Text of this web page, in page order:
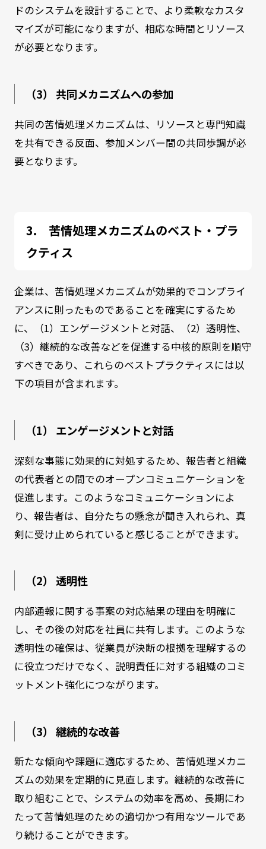
ドのシステムを設計することで、より柔軟なカスタ
マイズが可能になりますが、相応な時間とリソース
が必要となります。
（3） 共同メカニズムへの参加
共同の苦情処理メカニズムは、リソースと専門知識
を共有できる反面、参加メンバー間の共同歩調が必
要となります。
苦情処理メカニズムのベスト・プラ
クティス
企業は、苦情処理メカニズムが効果的でコンプライ
アンスに則ったものであることを確実にするため
に、（1）エンゲージメントと対話、（2）透明性、
（3）継続的な改善などを促進する中核的原則を順守
すべきであり、これらのベストプラクティスには以
下の項目が含まれます。
（1） エンゲージメントと対話
深刻な事態に効果的に対処するため、報告者と組織
の代表者との間でのオープンコミュニケーションを
促進します。このようなコミュニケーションによ
り、報告者は、自分たちの懸念が聞き入れられ、真
剣に受け止められていると感じることができます。
（2） 透明性
内部通報に関する事案の対応結果の理由を明確に
し、その後の対応を社員に共有します。このような
透明性の確保は、従業員が決断の根拠を理解するの
に役立つだけでなく、説明責任に対する組織のコミ
ットメント強化につながります。
（3） 継続的な改善
新たな傾向や課題に適応するため、苦情処理メカニ
ズムの効果を定期的に見直します。継続的な改善に
取り組むことで、システムの効率を高め、長期にわ
たって苦情処理のための適切かつ有用なツールであ
り続けることができます。